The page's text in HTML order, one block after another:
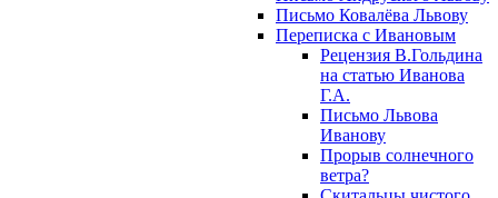
Письмо Ковалёва Львову
Переписка с Ивановым
Рецензия В.Гольдина
на статью Иванова
Г.А.
Письмо Львова
Иванову
Прорыв солнечного
ветра?